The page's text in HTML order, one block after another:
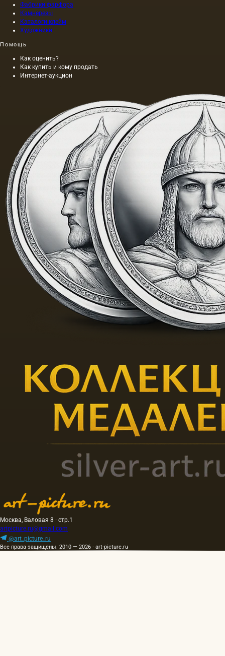
Фабрики фарфора
Камнерезы
Каталоги клейм
Художники
Помощь
Как оценить?
Как купить и кому продать
Интернет-аукцион
Москва, Валовая 8 · стр.1
artpicture.ru@gmail.com
@art_picture_ru
Все права защищены. 2010 — 2026 · art-picture.ru